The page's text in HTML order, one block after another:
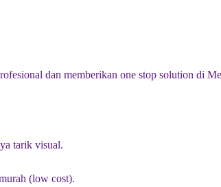
dan memberikan one stop solution di
tarik visual.
(low cost).